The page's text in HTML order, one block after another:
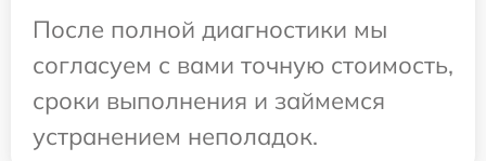
После полной диагностики мы
согласуем с вами точную стоимость,
сроки выполнения и займемся
устранением неполадок.